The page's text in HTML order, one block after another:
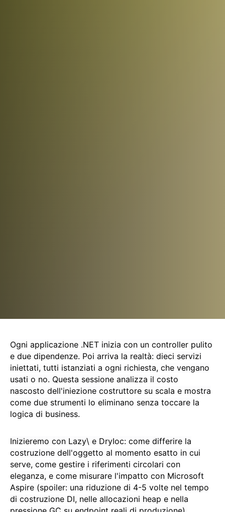
Ogni applicazione .NET inizia con un controller pulito
e due dipendenze. Poi arriva la realtà: dieci servizi
iniettati, tutti istanziati a ogni richiesta, che vengano
usati o no. Questa sessione analizza il costo
nascosto dell'iniezione costruttore su scala e mostra
come due strumenti lo eliminano senza toccare la
logica di business.
Inizieremo con Lazy\ e DryIoc: come differire la
costruzione dell'oggetto al momento esatto in cui
serve, come gestire i riferimenti circolari con
eleganza, e come misurare l'impatto con Microsoft
Aspire (spoiler: una riduzione di 4-5 volte nel tempo
di costruzione DI, nelle allocazioni heap e nella